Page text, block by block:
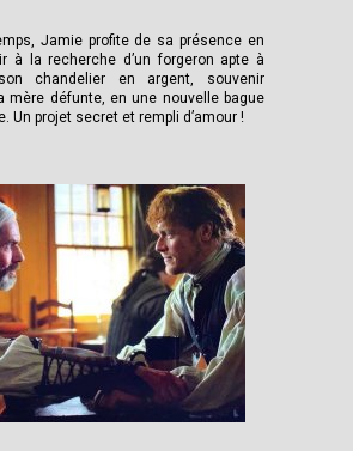
Jamie profite de sa présence en
à la recherche d’un forgeron apte à
chandelier en argent, souvenir
mère défunte, en une nouvelle bague
Un projet secret et rempli d’amour !